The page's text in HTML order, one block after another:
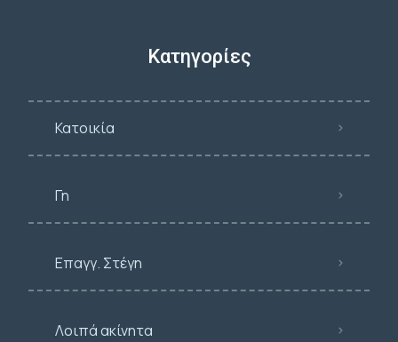
Κατηγορίες
Κατοικία
Γη
Επαγγ. Στέγη
Λοιπά ακίνητα